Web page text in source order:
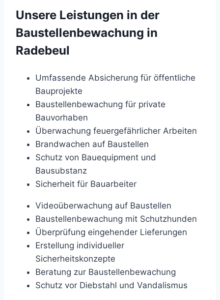
Unsere Leistungen in der
Baustellenbewachung in
Radebeul
Umfassende Absicherung für öffentliche
Bauprojekte
Baustellenbewachung für private
Bauvorhaben
Überwachung feuergefährlicher Arbeiten
Brandwachen auf Baustellen
Schutz von Bauequipment und
Bausubstanz
Sicherheit für Bauarbeiter
Videoüberwachung auf Baustellen
Baustellenbewachung mit Schutzhunden
Überprüfung eingehender Lieferungen
Erstellung individueller
Sicherheitskonzepte
Beratung zur Baustellenbewachung
Schutz vor Diebstahl und Vandalismus